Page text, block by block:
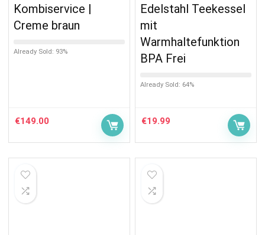
Kombiservice |
Creme braun
Already Sold: 93%
€149.00
Edelstahl Teekessel
mit
Warmhaltefunktion
BPA Frei
Already Sold: 64%
€19.99